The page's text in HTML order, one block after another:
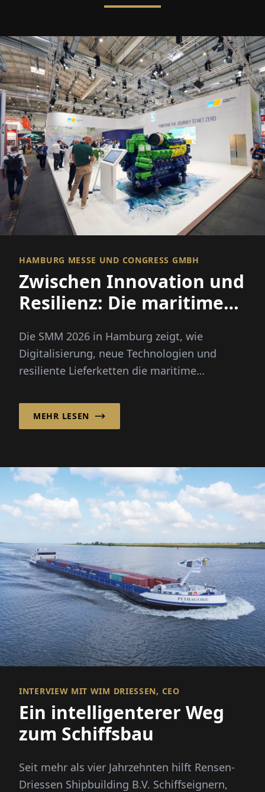
HAMBURG MESSE UND CONGRESS GMBH
Zwischen Innovation und
Resilienz: Die maritime
Weichen neu
Die SMM 2026 in Hamburg zeigt, wie
Digitalisierung, neue Technologien und
resiliente Lieferketten die maritime
MEHR LESEN
INTERVIEW MIT WIM DRIESSEN, CEO
Ein intelligenterer Weg
zum Schiffsbau
Seit mehr als vier Jahrzehnten hilft Rensen-
Driessen Shipbuilding B.V. Schiffseignern,